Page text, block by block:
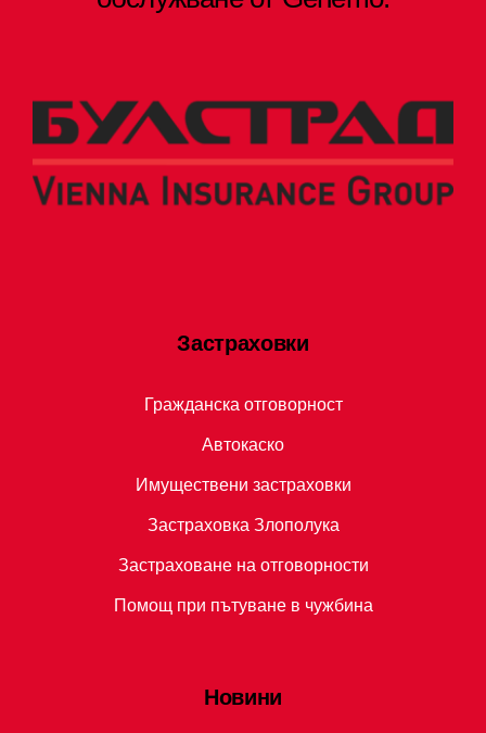
Застраховки
Гражданска отговорност
Автокаско
Имуществени застраховки
Застраховка Злополука
Застраховане на отговорности
Помощ при пътуване в чужбина
Новини